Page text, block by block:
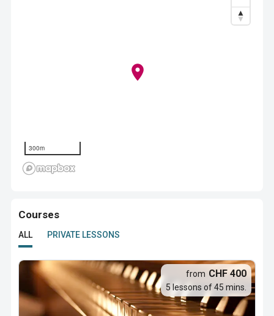
300m
Courses
ALL PRIVATE LESSONS
from CHF 400
5 lessons of 45 mins.